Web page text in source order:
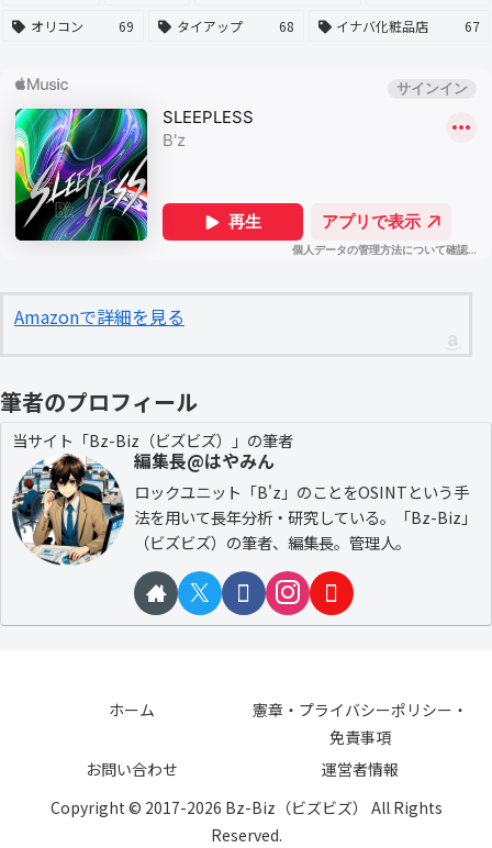
オリコン
69 タイアップ 68 イナバ化粧品店 67
Amazonで詳細を見る
筆者のプロフィール
当サイト「Bz-Biz（ビズビズ）」の筆者
編集長@はやみん
ロックユニット「B'z」のことをOSINTという手
法を用いて長年分析・研究している。「Bz-Biz」
（ビズビズ）の筆者、編集長。管理人。
ホーム
憲章・プライバシーポリシー・
免責事項
お問い合わせ
運営者情報
Copyright © 2017-2026 Bz-Biz（ビズビズ） All Rights
Reserved.